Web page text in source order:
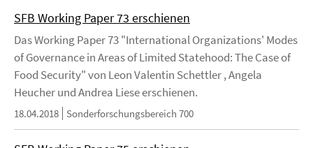
SFB Working Paper 73 erschienen
Das Working Paper 73 "International Organizations' Modes
of Governance in Areas of Limited Statehood: The Case of
Food Security" von Leon Valentin Schettler , Angela
Heucher und Andrea Liese erschienen.
18.04.2018 Sonderforschungsbereich 700